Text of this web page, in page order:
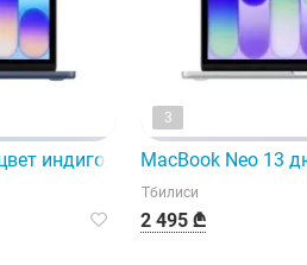
индиго, модель A3404,
3
MacBook Neo 13
Тбилиси
2 495 ₾